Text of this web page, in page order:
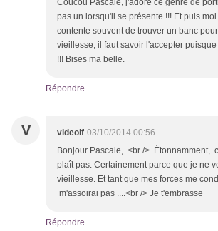
Coucou Pascale, j'adore ce genre de
pas un lorsqu'il se présente !!! Et puis
contente souvent de trouver un banc
vieillesse, il faut savoir l'accepter
!!! Bises ma belle.
Répondre
V videolf 03/10/2014 00:56
Bonjour Pascale, <br /> Étonnamment,
plaît pas. Certainement parce que je ne
vieillesse. Et tant que mes forces me
m'assoirai pas ....<br /> Je t'embrasse
Répondre